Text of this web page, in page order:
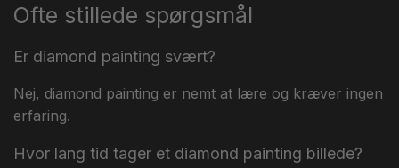
Ofte stillede spørgsmål
Er diamond painting svært?
Nej, diamond painting er nemt at lære og kræver ingen
erfaring.
Hvor lang tid tager et diamond painting billede?